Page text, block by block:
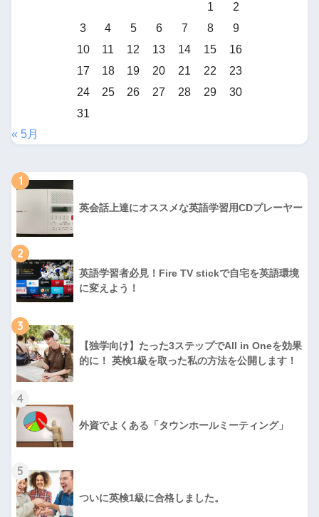
1
2
3
4 5 6 7 8
9
10
11 12 13 14 15
16
17
18 19 20 21 22
23
24
25 26 27 28 29
30
31
« 5月
1
英会話上達にオススメな英語学習用CDプレーヤー
2
英語学習者必見！Fire TV stickで自宅を英語環境
に変えよう！
3
【独学向け】たった3ステップでAll in Oneを効果
的に！ 英検1級を取った私の方法を公開します！
4
外資でよくある「タウンホールミーティング」
5
ついに英検1級に合格しました。